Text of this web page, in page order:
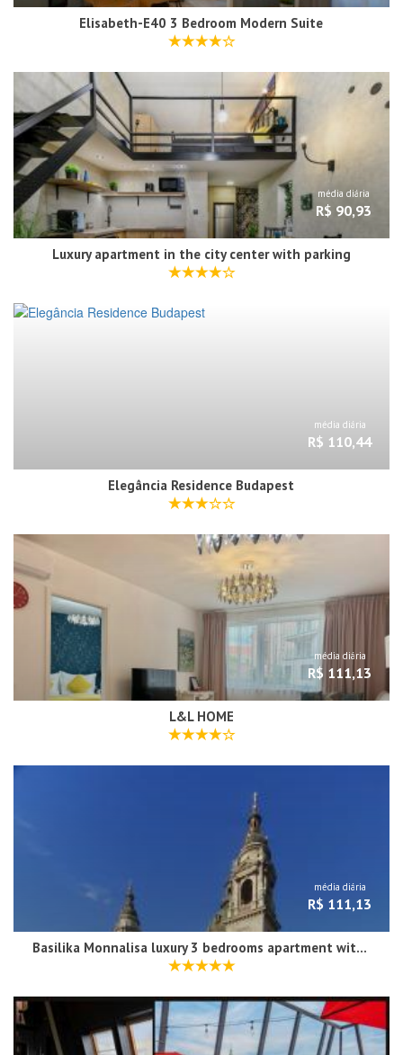
Elisabeth-E40 3 Bedroom Modern Suite
média diária
R$ 90,93
Luxury apartment in the city center with parking
média diária
R$ 110,44
Elegância Residence Budapest
média diária
R$ 111,13
L&L HOME
média diária
R$ 111,13
Basilika Monnalisa luxury 3 bedrooms apartment with amazing view NEED RESERVATION X FREE PARKING